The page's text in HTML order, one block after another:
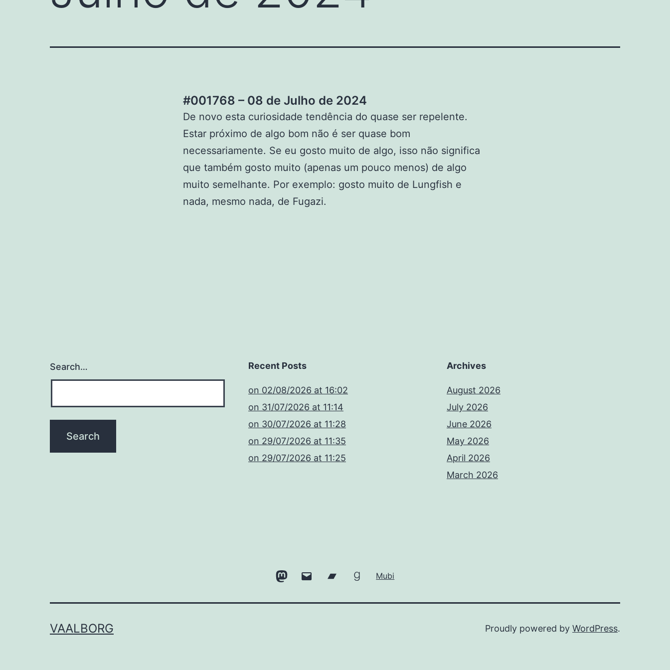
#001768 – 08 de Julho de 2024
De novo esta curiosidade tendência do quase ser repelente.
Estar próximo de algo bom não é ser quase bom
necessariamente. Se eu gosto muito de algo, isso não significa
que também gosto muito (apenas um pouco menos) de algo
muito semelhante. Por exemplo: gosto muito de Lungfish e
nada, mesmo nada, de Fugazi.
Search… Recent Posts
​on 02/08/2026 at 16:02
​on 31/07/2026 at 11:14
​on 30/07/2026 at 11:28
​on 29/07/2026 at 11:35
​on 29/07/2026 at 11:25
Archives
August 2026
July 2026
June 2026
May 2026
April 2026
March 2026
MastodonEmail BandcampGoodreads
Mubi
VAALBORG Proudly powered by WordPress.